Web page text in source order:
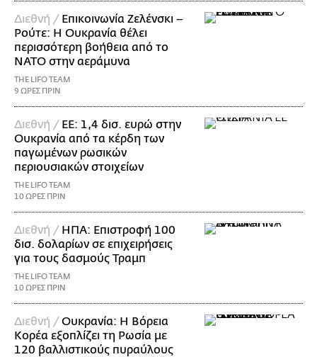
Διεθνή / Επικοινωνία Ζελένσκι –
Ρούτε: Η Ουκρανία θέλει
περισσότερη βοήθεια από το
ΝΑΤΟ στην αεράμυνα
THE LIFO TEAM
9 ΩΡΕΣ ΠΡΙΝ
Διεθνή / ΕΕ: 1,4 δισ. ευρώ στην
Ουκρανία από τα κέρδη των
παγωμένων ρωσικών
περιουσιακών στοιχείων
THE LIFO TEAM
10 ΩΡΕΣ ΠΡΙΝ
Διεθνή / ΗΠΑ: Επιστροφή 100
δισ. δολαρίων σε επιχειρήσεις
για τους δασμούς Τραμπ
THE LIFO TEAM
10 ΩΡΕΣ ΠΡΙΝ
Διεθνή /Ουκρανία: Η Βόρεια
Κορέα εξοπλίζει τη Ρωσία με
120 βαλλιστικούς πυραύλους